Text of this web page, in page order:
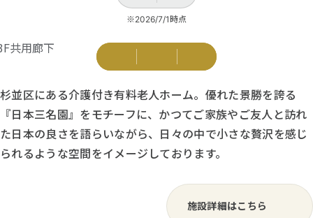
※2026/7/1時点
杉並区にある介護付き有料老人ホーム。優れた景勝を誇る
『日本三名園』をモチーフに、かつてご家族やご友人と訪れ
た日本の良さを語らいながら、日々の中で小さな贅沢を感じ
られるような空間をイメージしております。
施設詳細はこちら